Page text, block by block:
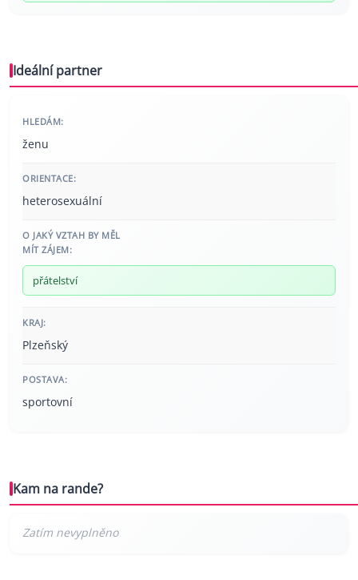
Ideální partner
HLEDÁM:
ženu
ORIENTACE:
heterosexuální
O JAKÝ VZTAH BY MĚL
MÍT ZÁJEM:
přátelství
KRAJ:
Plzeňský
POSTAVA:
sportovní
Kam na rande?